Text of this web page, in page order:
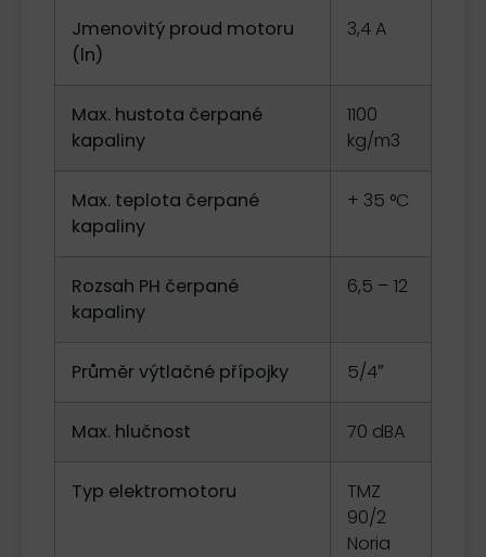
Jmenovitý proud motoru
(ln)
3,4 A
Max. hustota čerpané
kapaliny
1100
kg/m3
Max. teplota čerpané
kapaliny
+ 35 °C
Rozsah PH čerpané
kapaliny
6,5 – 12
Průměr výtlačné přípojky 5/4″
Max. hlučnost 70 dBA
Typ elektromotoru
TMZ
90/2
Noria